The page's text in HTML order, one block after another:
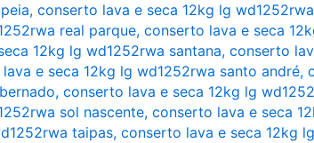
, conserto lava e seca 12kg lg
real parque, conserto lava e seca
12kg lg wd1252rwa santana, conserto
e seca 12kg lg wd1252rwa santo andré,
, conserto lava e seca 12kg lg
sol nascente, conserto lava e seca
taipas, conserto lava e seca 12kg